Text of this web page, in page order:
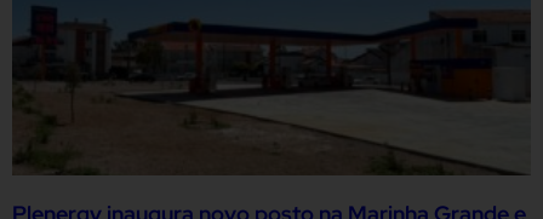
Plenergy inaugura novo posto na Marinha Grande e